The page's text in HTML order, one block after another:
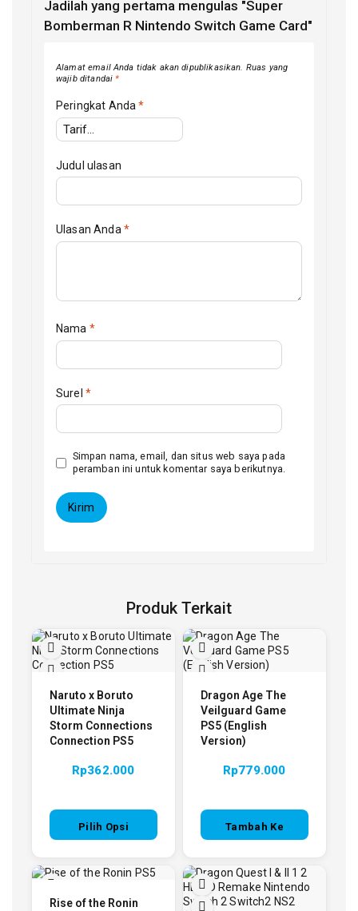
Jadilah yang pertama mengulas "Super
Bomberman R Nintendo Switch Game Card"
Alamat email Anda tidak akan dipublikasikan. Ruas yang
wajib ditandai*
Peringkat Anda*
Judul ulasan
Ulasan Anda*
Nama *
Surel *
Simpan nama, email, dan situs web saya pada
peramban ini untuk komentar saya berikutnya.
Produk Terkait
Naruto x Boruto
Ultimate Ninja
Storm Connections
Connection PS5
Rp362.000
Pilih Opsi
Dragon Age The
Veilguard Game
PS5 (English
Version)
Rp779.000
Tambah Ke
Rise of the Ronin